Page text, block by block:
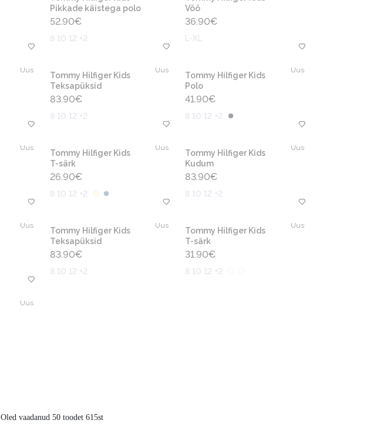
Pikkade käistega polo
52.90€
8 10 12 +2
Vöö
36.90€
L-XL
Uus Uus
Tommy Hilfiger Kids
Teksapüksid
83.90€
8 10 12 +2
Uus
Tommy Hilfiger Kids
Polo
41.90€
8 10 12 +2
Uus Uus
Tommy Hilfiger Kids
T-särk
26.90€
8 10 12 +2
Uus
Tommy Hilfiger Kids
Kudum
83.90€
8 10 12 +2
Uus Uus
Tommy Hilfiger Kids
Teksapüksid
83.90€
8 10 12 +2
Uus
Tommy Hilfiger Kids
T-särk
31.90€
8 10 12 +2
Uus
Oled vaadanud 50 toodet 615st